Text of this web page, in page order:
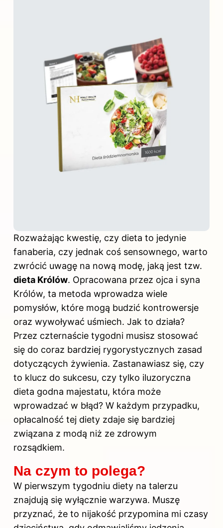
Rozważając kwestię, czy dieta to jedynie
fanaberia, czy jednak coś sensownego, warto
zwrócić uwagę na nową modę, jaką jest tzw.
dieta Królów. Opracowana przez ojca i syna
Królów, ta metoda wprowadza wiele
pomysłów, które mogą budzić kontrowersje
oraz wywoływać uśmiech. Jak to działa?
Przez czternaście tygodni musisz stosować
się do coraz bardziej rygorystycznych zasad
dotyczących żywienia. Zastanawiasz się, czy
to klucz do sukcesu, czy tylko iluzoryczna
dieta godna majestatu, która może
wprowadzać w błąd? W każdym przypadku,
opłacalność tej diety zdaje się bardziej
związana z modą niż ze zdrowym
rozsądkiem.
Na czym to polega?
W pierwszym tygodniu diety na talerzu
znajdują się wyłącznie warzywa. Muszę
przyznać, że to nijakość przypomina mi czasy